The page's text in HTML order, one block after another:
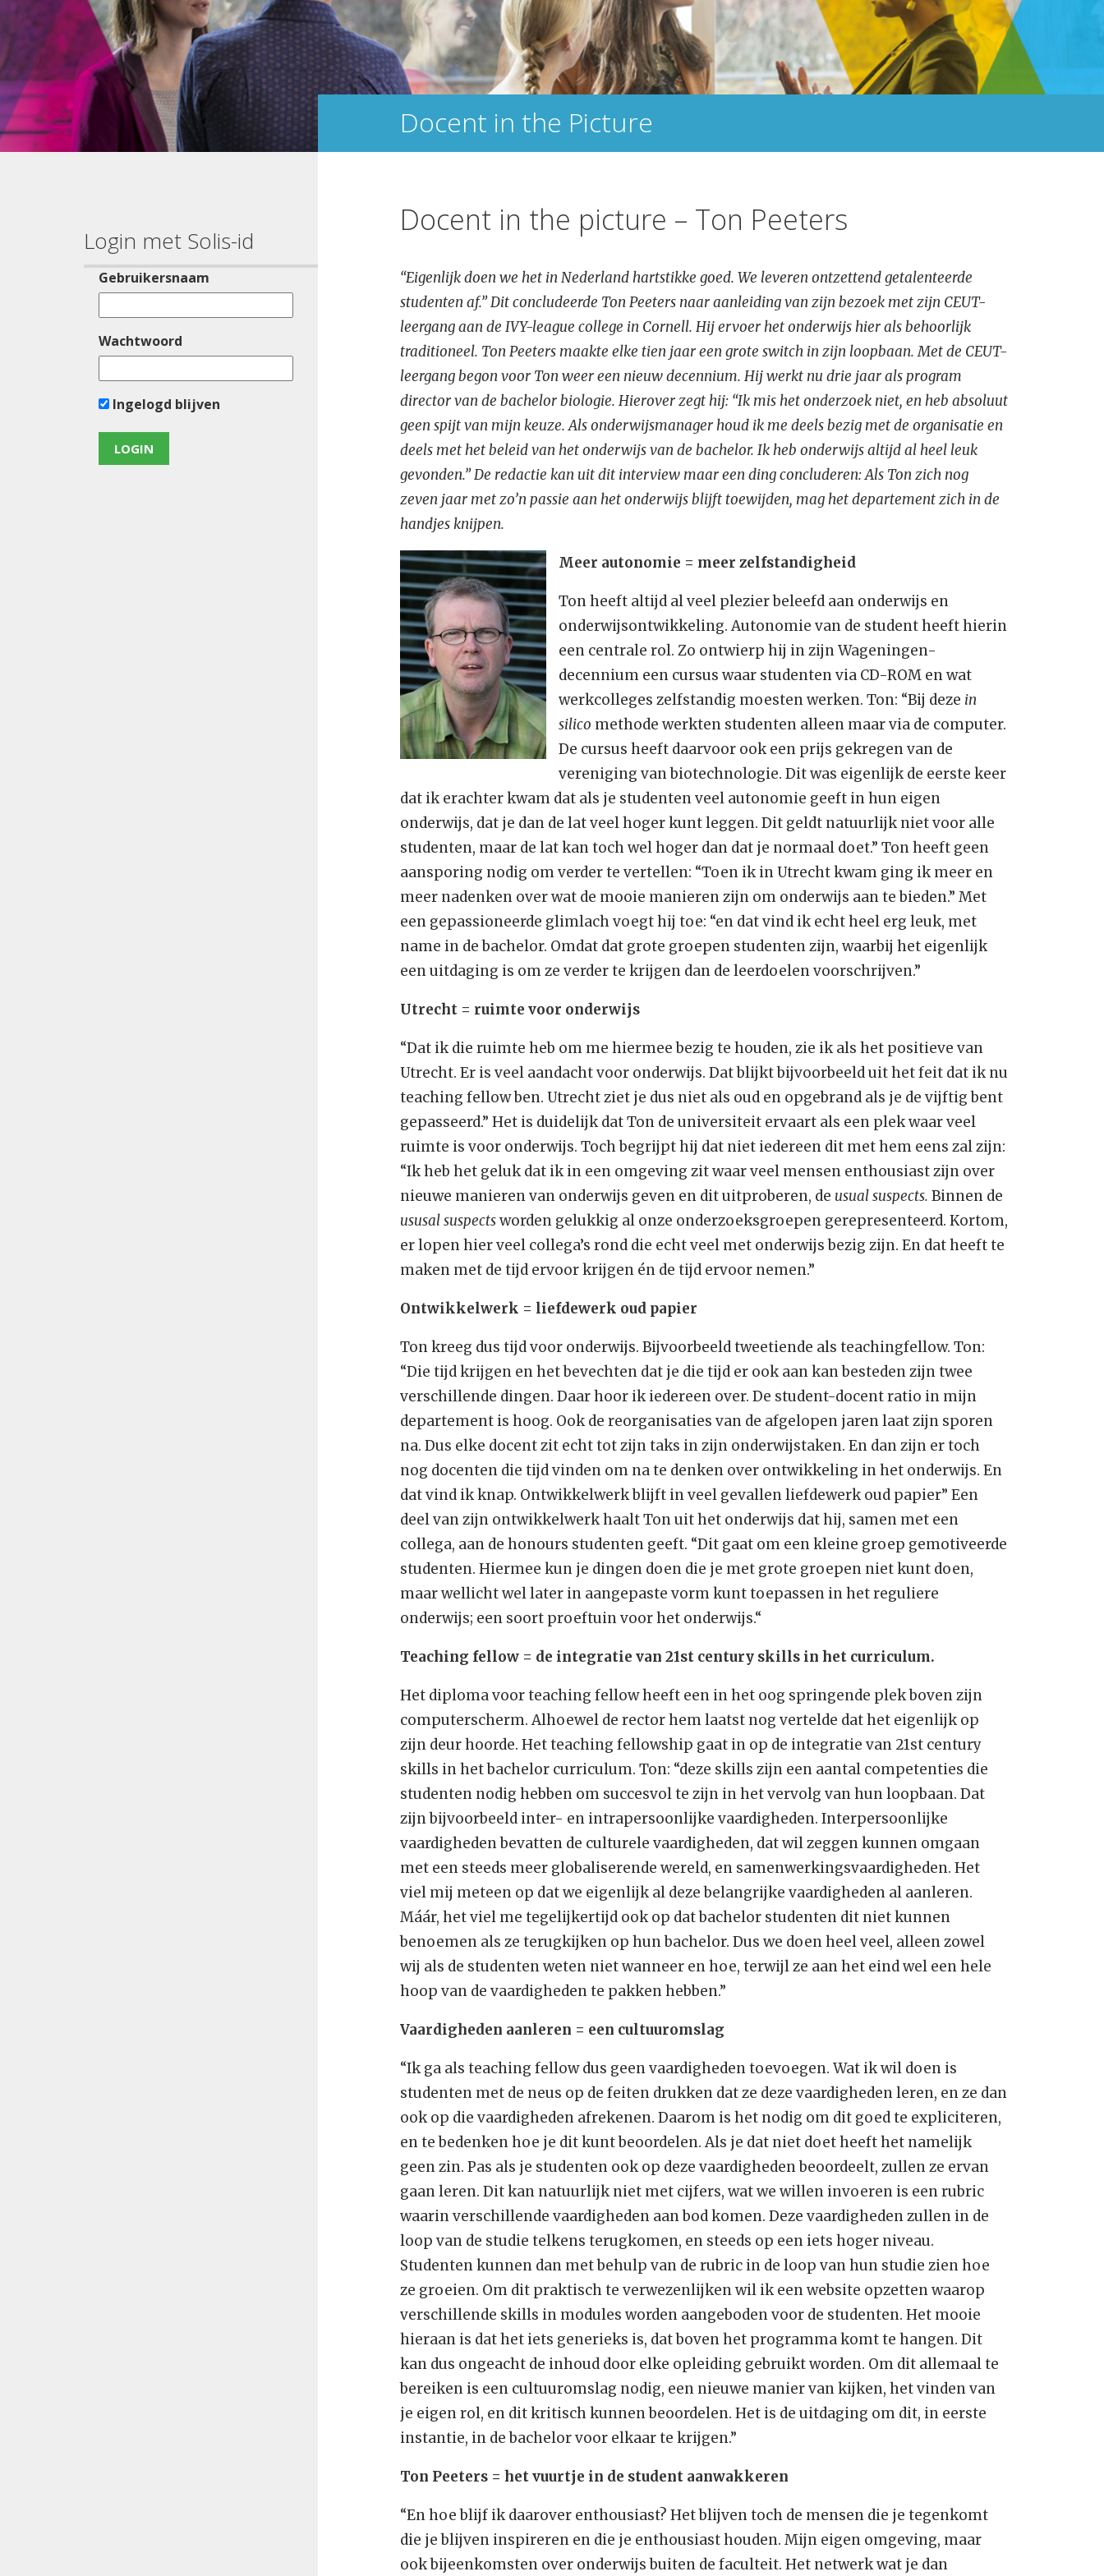
Login met Solis-id
Gebruikersnaam
Wachtwoord
Ingelogd blijven
Docent in the Picture
Docent in the picture – Ton Peeters
“Eigenlijk doen we het in Nederland hartstikke goed. We leveren ontzettend getalenteerde
studenten af.” Dit concludeerde Ton Peeters naar aanleiding van zijn bezoek met zijn CEUT-
leergang aan de IVY-league college in Cornell. Hij ervoer het onderwijs hier als behoorlijk
traditioneel. Ton Peeters maakte elke tien jaar een grote switch in zijn loopbaan. Met de CEUT-
leergang begon voor Ton weer een nieuw decennium. Hij werkt nu drie jaar als program
director van de bachelor biologie. Hierover zegt hij: “Ik mis het onderzoek niet, en heb absoluut
geen spijt van mijn keuze. Als onderwijsmanager houd ik me deels bezig met de organisatie en
deels met het beleid van het onderwijs van de bachelor. Ik heb onderwijs altijd al heel leuk
gevonden.” De redactie kan uit dit interview maar een ding concluderen: Als Ton zich nog
zeven jaar met zo’n passie aan het onderwijs blijft toewijden, mag het departement zich in de
handjes knijpen.
Meer autonomie = meer zelfstandigheid
Ton heeft altijd al veel plezier beleefd aan onderwijs en
onderwijsontwikkeling. Autonomie van de student heeft hierin
een centrale rol. Zo ontwierp hij in zijn Wageningen-
decennium een cursus waar studenten via CD-ROM en wat
werkcolleges zelfstandig moesten werken. Ton: “Bij deze in
silico methode werkten studenten alleen maar via de computer.
De cursus heeft daarvoor ook een prijs gekregen van de
vereniging van biotechnologie. Dit was eigenlijk de eerste keer
dat ik erachter kwam dat als je studenten veel autonomie geeft in hun eigen
onderwijs, dat je dan de lat veel hoger kunt leggen. Dit geldt natuurlijk niet voor alle
studenten, maar de lat kan toch wel hoger dan dat je normaal doet.” Ton heeft geen
aansporing nodig om verder te vertellen: “Toen ik in Utrecht kwam ging ik meer en
meer nadenken over wat de mooie manieren zijn om onderwijs aan te bieden.” Met
een gepassioneerde glimlach voegt hij toe: “en dat vind ik echt heel erg leuk, met
name in de bachelor. Omdat dat grote groepen studenten zijn, waarbij het eigenlijk
een uitdaging is om ze verder te krijgen dan de leerdoelen voorschrijven.”
Utrecht = ruimte voor onderwijs
“Dat ik die ruimte heb om me hiermee bezig te houden, zie ik als het positieve van
Utrecht. Er is veel aandacht voor onderwijs. Dat blijkt bijvoorbeeld uit het feit dat ik nu
teaching fellow ben. Utrecht ziet je dus niet als oud en opgebrand als je de vijftig bent
gepasseerd.” Het is duidelijk dat Ton de universiteit ervaart als een plek waar veel
ruimte is voor onderwijs. Toch begrijpt hij dat niet iedereen dit met hem eens zal zijn:
“Ik heb het geluk dat ik in een omgeving zit waar veel mensen enthousiast zijn over
nieuwe manieren van onderwijs geven en dit uitproberen, de usual suspects. Binnen de
ususal suspectsworden gelukkig al onze onderzoeksgroepen gerepresenteerd. Kortom,
er lopen hier veel collega’s rond die echt veel met onderwijs bezig zijn. En dat heeft te
maken met de tijd ervoor krijgen én de tijd ervoor nemen.”
Ontwikkelwerk = liefdewerk oud papier
Ton kreeg dus tijd voor onderwijs. Bijvoorbeeld tweetiende als teachingfellow. Ton:
“Die tijd krijgen en het bevechten dat je die tijd er ook aan kan besteden zijn twee
verschillende dingen. Daar hoor ik iedereen over. De student-docent ratio in mijn
departement is hoog. Ook de reorganisaties van de afgelopen jaren laat zijn sporen
na. Dus elke docent zit echt tot zijn taks in zijn onderwijstaken. En dan zijn er toch
nog docenten die tijd vinden om na te denken over ontwikkeling in het onderwijs. En
dat vind ik knap. Ontwikkelwerk blijft in veel gevallen liefdewerk oud papier” Een
deel van zijn ontwikkelwerk haalt Ton uit het onderwijs dat hij, samen met een
collega, aan de honours studenten geeft. “Dit gaat om een kleine groep gemotiveerde
studenten. Hiermee kun je dingen doen die je met grote groepen niet kunt doen,
maar wellicht wel later in aangepaste vorm kunt toepassen in het reguliere
onderwijs; een soort proeftuin voor het onderwijs.“
Teaching fellow = de integratie van 21st century skills in het curriculum.
Het diploma voor teaching fellow heeft een in het oog springende plek boven zijn
computerscherm. Alhoewel de rector hem laatst nog vertelde dat het eigenlijk op
zijn deur hoorde. Het teaching fellowship gaat in op de integratie van 21st century
skills in het bachelor curriculum. Ton: “deze skills zijn een aantal competenties die
studenten nodig hebben om succesvol te zijn in het vervolg van hun loopbaan. Dat
zijn bijvoorbeeld inter- en intrapersoonlijke vaardigheden. Interpersoonlijke
vaardigheden bevatten de culturele vaardigheden, dat wil zeggen kunnen omgaan
met een steeds meer globaliserende wereld, en samenwerkingsvaardigheden. Het
viel mij meteen op dat we eigenlijk al deze belangrijke vaardigheden al aanleren.
Máár, het viel me tegelijkertijd ook op dat bachelor studenten dit niet kunnen
benoemen als ze terugkijken op hun bachelor. Dus we doen heel veel, alleen zowel
wij als de studenten weten niet wanneer en hoe, terwijl ze aan het eind wel een hele
hoop van de vaardigheden te pakken hebben.”
Vaardigheden aanleren = een cultuuromslag
“Ik ga als teaching fellow dus geen vaardigheden toevoegen. Wat ik wil doen is
studenten met de neus op de feiten drukken dat ze deze vaardigheden leren, en ze dan
ook op die vaardigheden afrekenen. Daarom is het nodig om dit goed te expliciteren,
en te bedenken hoe je dit kunt beoordelen. Als je dat niet doet heeft het namelijk
geen zin. Pas als je studenten ook op deze vaardigheden beoordeelt, zullen ze ervan
gaan leren. Dit kan natuurlijk niet met cijfers, wat we willen invoeren is een rubric
waarin verschillende vaardigheden aan bod komen. Deze vaardigheden zullen in de
loop van de studie telkens terugkomen, en steeds op een iets hoger niveau.
Studenten kunnen dan met behulp van de rubric in de loop van hun studie zien hoe
ze groeien. Om dit praktisch te verwezenlijken wil ik een website opzetten waarop
verschillende skills in modules worden aangeboden voor de studenten. Het mooie
hieraan is dat het iets generieks is, dat boven het programma komt te hangen. Dit
kan dus ongeacht de inhoud door elke opleiding gebruikt worden. Om dit allemaal te
bereiken is een cultuuromslag nodig, een nieuwe manier van kijken, het vinden van
je eigen rol, en dit kritisch kunnen beoordelen. Het is de uitdaging om dit, in eerste
instantie, in de bachelor voor elkaar te krijgen.”
Ton Peeters = het vuurtje in de student aanwakkeren
“En hoe blijf ik daarover enthousiast? Het blijven toch de mensen die je tegenkomt
die je blijven inspireren en die je enthousiast houden. Mijn eigen omgeving, maar
ook bijeenkomsten over onderwijs buiten de faculteit. Het netwerk wat je dan